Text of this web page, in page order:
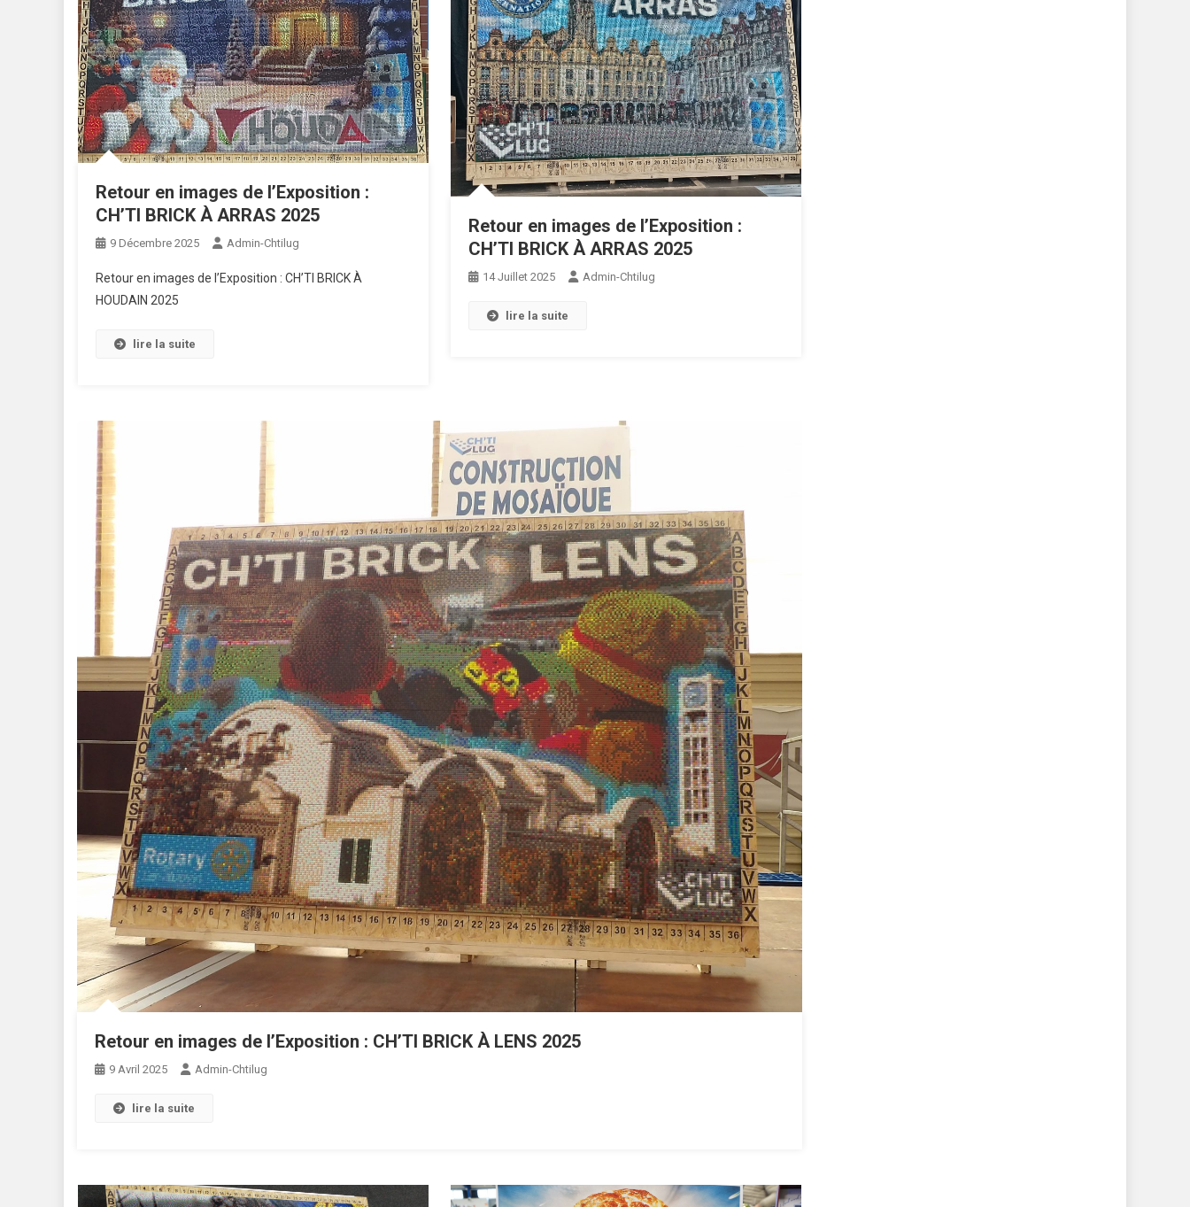
Retour en images de l’Exposition :
CH’TI BRICK À ARRAS 2025
9 Décembre 2025 Admin-Chtilug
Retour en images de l’Exposition : CH’TI BRICK À
HOUDAIN 2025
lire la suite
Retour en images de l’Exposition :
CH’TI BRICK À ARRAS 2025
14 Juillet 2025 Admin-Chtilug
lire la suite
Retour en images de l’Exposition : CH’TI BRICK À LENS 2025
9 Avril 2025 Admin-Chtilug
lire la suite